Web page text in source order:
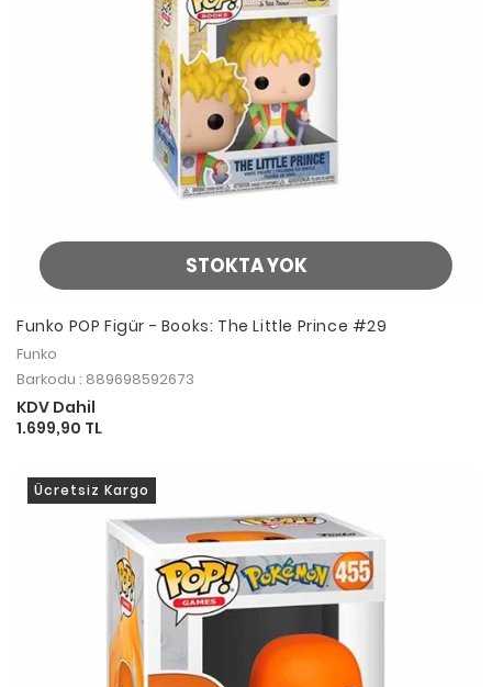
STOKTA YOK
Funko POP Figür - Books: The Little Prince #29
Funko
Barkodu : 889698592673
KDV Dahil
1.699,90 TL
Ücretsiz Kargo